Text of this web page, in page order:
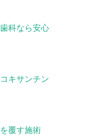
科なら安心
キサンチン
覆す施術